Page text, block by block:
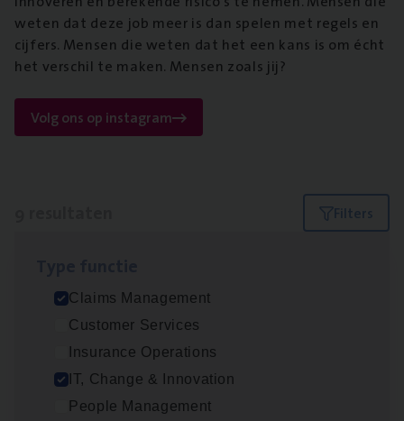
weten dat deze job meer is dan spelen met regels en
cijfers. Mensen die weten dat het een kans is om écht
het verschil te maken. Mensen zoals jij?
Volg ons op instagram
Filters
Claims Management
Customer Services
Insurance Operations
IT, Change & Innovation
People Management
Claims­hand­ler Fleet&
Claims Management
Antwerpen